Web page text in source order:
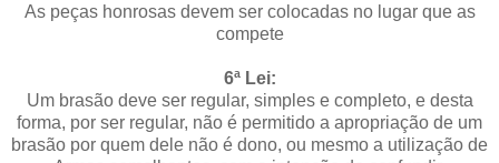
As peças honrosas devem ser colocadas no lugar que as
compete
6ª Lei:
Um brasão deve ser regular, simples e completo, e desta
forma, por ser regular, não é permitido a apropriação de um
brasão por quem dele não é dono, ou mesmo a utilização de